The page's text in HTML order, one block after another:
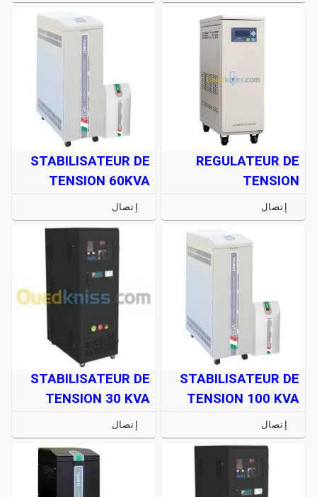
REGULATEUR DE
TENSION
إتصال
STABILISATEUR DE
TENSION 60KVA
إتصال
STABILISATEUR DE
TENSION 100 KVA
إتصال
STABILISATEUR DE
TENSION 30 KVA
إتصال